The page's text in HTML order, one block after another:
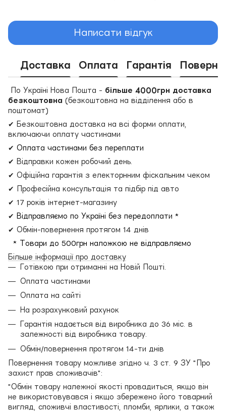
Написати відгук
Доставка Оплата Гарантія
По Україні Нова Пошта - більше 4000грн доставка
безкоштовна (безкоштовна на відділення або в
поштомат)
✔ Безкоштовна доставка на всі форми оплати,
включаючи оплату частинами
✔ Оплата частинами без переплати
✔ Відправки кожен робочий день.
✔ Офіційна гарантія з електорнним фіскальним чеком
✔ Професійна консультація та підбір під авто
✔ 17 років інтернет-магазину
✔ Відправляємо по Україні без передоплати *
✔ Обмін-повернення протягом 14 днів
* Товари до 500грн наложкою не відправляємо
Більше інформації про доставку
Готівкою при отриманні на Новій Пошті.
Оплата частинами
Оплата на сайті
На розрахунковий рахунок
Гарантія надається від виробника до 36 міс. в
залежності від виробника товару.
Обмін/повернення протягом 14-ти днів
Повернення товару можливе згідно ч. 3 ст. 9 ЗУ "Про
захист прав споживачів":
"Обмін товару належної якості провадиться, якщо він
не використовувався і якщо збережено його товарний
вигляд, споживчі властивості, пломби, ярлики, а також